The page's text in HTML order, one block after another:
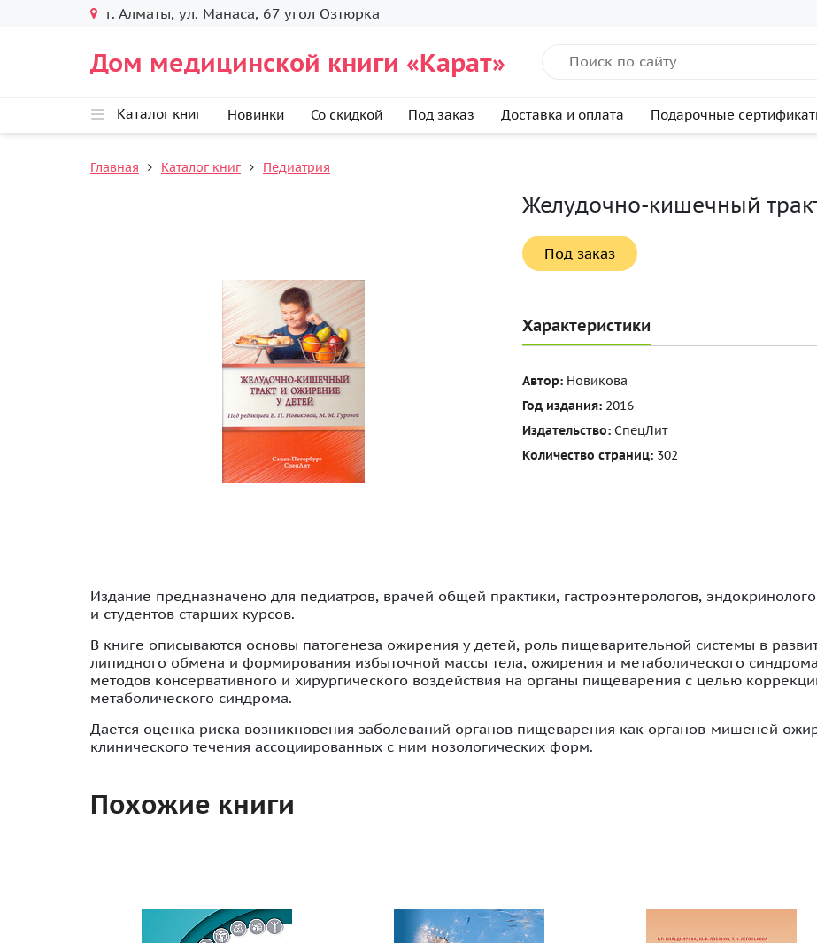
г. Алматы, ул. Манаса, 67 угол Озтюрка
Дом медицинской книги «Карат»
Каталог книг Новинки Со скидкой Под заказ Доставка и оплата Подарочные
Главная Каталог книг Педиатрия
Желудочно-кишечный
Под заказ
Характеристики
Автор:Новикова
Год издания:2016
Издательство:СпецЛит
Количество страниц:302
Издание предназначено для педиатров, врачей общей практики, гастроэнтерологов,
и студентов старших курсов.
В книге описываются основы патогенеза ожирения у детей, роль пищеварительной системы в
липидного обмена и формирования избыточной массы тела, ожирения и метаболического
методов консервативного и хирургического воздействия на органы пищеварения с целью
метаболического синдрома.
Дается оценка риска возникновения заболеваний органов пищеварения как органов-мишеней
клинического течения ассоциированных с ним нозологических форм.
Похожие книги